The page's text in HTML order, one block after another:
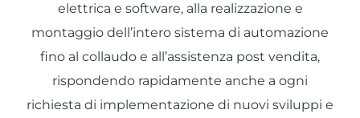
elettrica e software, alla realizzazione e
montaggio dell’intero sistema di automazione
fino al collaudo e all’assistenza post vendita,
rispondendo rapidamente anche a ogni
richiesta di implementazione di nuovi sviluppi e